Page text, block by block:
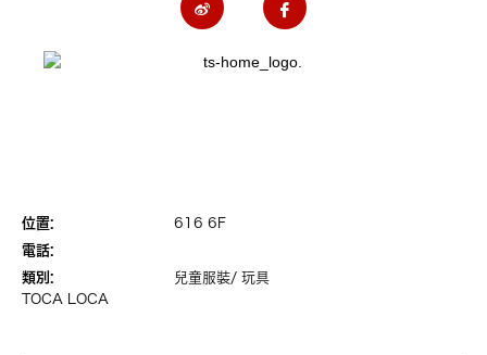
位置:
616 6F
電話:
類別:
兒童服裝/ 玩具
TOCA LOCA